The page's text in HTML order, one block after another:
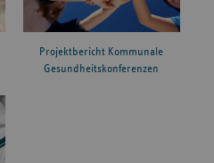
Projektbericht Kommunale
Gesundheitskonferenzen